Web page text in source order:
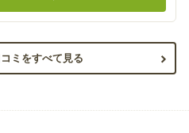
ミをすべて見る